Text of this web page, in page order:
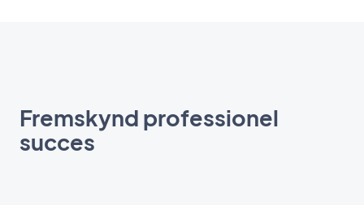
Fremskynd professionel
succes